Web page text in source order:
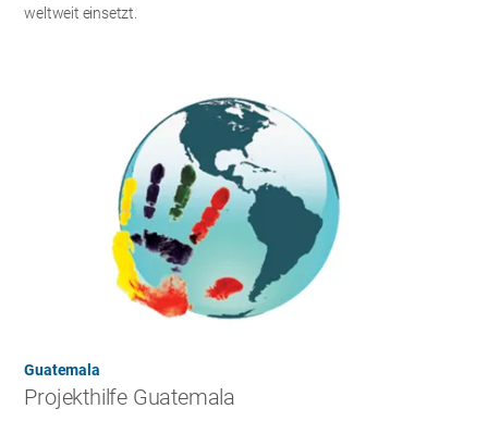
weltweit einsetzt.
Guatemala
Projekthilfe Guatemala